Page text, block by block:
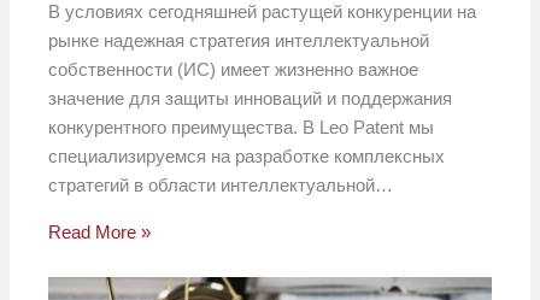
В условиях сегодняшней растущей конкуренции на
рынке надежная стратегия интеллектуальной
собственности (ИС) имеет жизненно важное
значение для защиты инноваций и поддержания
конкурентного преимущества. В Leo Patent мы
специализируемся на разработке комплексных
стратегий в области интеллектуальной…
Read More »